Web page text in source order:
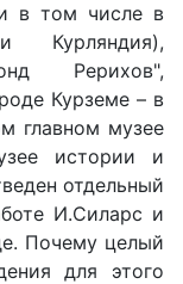
в том числе в
Курляндия),
Рерихов",
Курземе – в
главном музее
истории и
отдельный
И.Силарс и
Почему целый
для этого